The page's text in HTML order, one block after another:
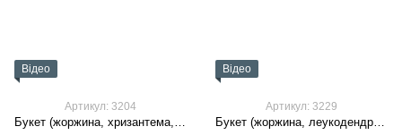
Відео
Артикул: 3204
Букет (жоржина, хризантема, троянда, гвоздика)
Відео
Артикул: 3229
Букет (жоржина, леукодендрон, евкаліпт, розенботел)